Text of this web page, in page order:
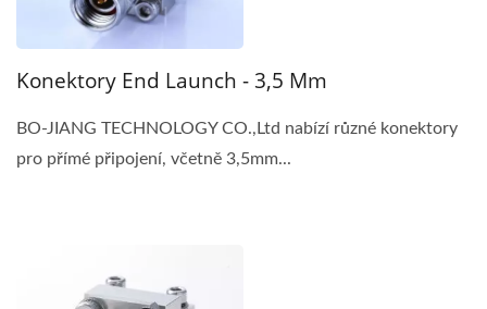
Konektory End Launch - 3,5 Mm
BO-JIANG TECHNOLOGY CO.,Ltd nabízí různé konektory
pro přímé připojení, včetně 3,5mm...